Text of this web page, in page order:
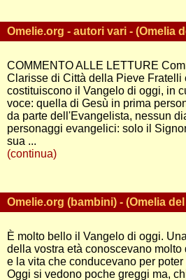
Omelie.org - autori vari - (Omelia
COMMENTO ALLE LETTURE
Clarisse di Città della Pieve Fratelli
costituiscono il Vangelo di oggi, in
voce: quella di Gesù in prima
da parte dell'Evangelista, nessun
personaggi evangelici: solo il
sua ...
(continua)
Omelie.org (bambini) - (Omelia del
È molto bello il Vangelo di oggi.
della vostra età conoscevano
e la vita che conducevano per
Oggi si vedono poche greggi ma,